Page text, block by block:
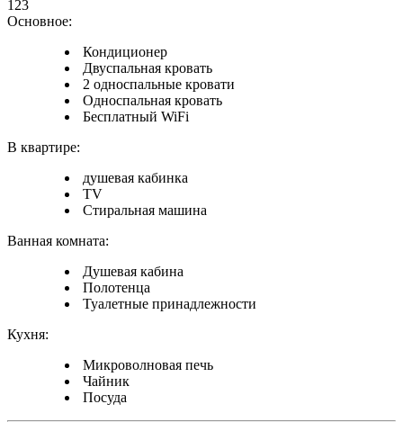
123
Основное:
Кондиционер
Двуспальная кровать
2 односпальные кровати
Односпальная кровать
Бесплатный WiFi
В квартире:
душевая кабинка
TV
Стиральная машина
Ванная комната:
Душевая кабина
Полотенца
Туалетные принадлежности
Кухня:
Микроволновая печь
Чайник
Посуда